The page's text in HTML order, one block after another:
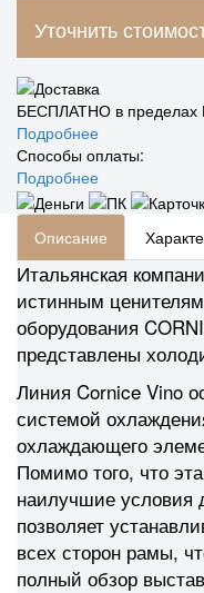
Уточнить
БЕСПЛАТНО в пределах
Подробнее
Способы оплаты:
Подробнее
Описание
Итальянская
истинным
оборудования
представлены
Линия Cornice Vino
системой
охлаждающего
Помимо того, что
наилучшие условия
позволяет
всех сторон рамы,
полный обзор